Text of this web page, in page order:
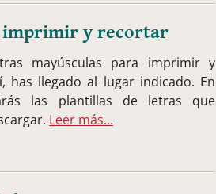
imprimir y recortar
mayúsculas para imprimir y
has llegado al lugar indicado. En
las plantillas de letras que
Leer más...